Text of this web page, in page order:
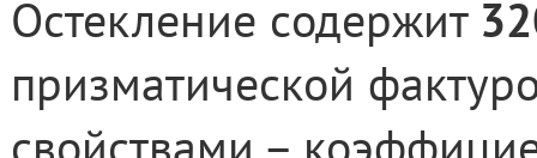
Остекление содержит
призматической